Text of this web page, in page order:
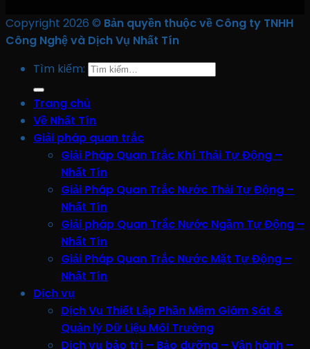
Copyright 2026 © Bản quyền thuộc về Công ty TNHH
Công Nghệ và Dịch Vụ Nhất Tín
Tìm kiếm:
Trang chủ
Về Nhất Tín
Giải pháp quan trắc
Giải Pháp Quan Trắc Khí Thải Tự Động –
Nhất Tín
Giải Pháp Quan Trắc Nước Thải Tự Động –
Nhất Tín
Giải pháp Quan Trắc Nước Ngầm Tự Động –
Nhất Tín
Giải Pháp Quan Trắc Nước Mặt Tự Động –
Nhất Tín
Dịch vụ
Dịch Vụ Thiết Lập Phần Mềm Giám Sát &
Quản lý Dữ Liệu Môi Trường
Dịch vụ bảo trì – Bảo dưỡng – Vận hành –